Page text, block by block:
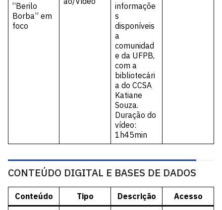
“Berilo
Borba” em
foco
informaçõe
s
disponíveis
a
comunidad
e da UFPB,
com a
bibliotecári
a do CCSA
Katiane
Souza.
Duração do
vídeo:
1h45min
CONTEÚDO DIGITAL E BASES DE DADOS
Conteúdo Tipo Descrição Acesso